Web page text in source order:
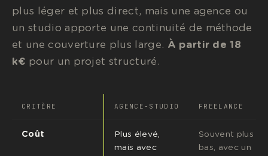
plus léger et plus direct, mais une agence ou
un studio apporte une continuité de méthode
et une couverture plus large. À partir de 18
k€ pour un projet structuré.
CRITÈRE AGENCE-STUDIO FREELANCE
Coût
Plus élevé,
mais avec
Souvent plus
bas, avec un